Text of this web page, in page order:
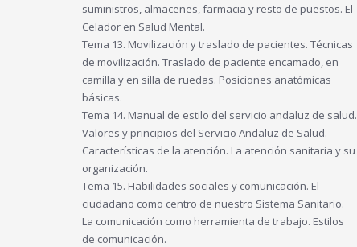
suministros, almacenes, farmacia y resto de puestos. El
Celador en Salud Mental.
Tema 13. Movilización y traslado de pacientes. Técnicas
de movilización. Traslado de paciente encamado, en
camilla y en silla de ruedas. Posiciones anatómicas
básicas.
Tema 14. Manual de estilo del servicio andaluz de salud.
Valores y principios del Servicio Andaluz de Salud.
Características de la atención. La atención sanitaria y su
organización.
Tema 15. Habilidades sociales y comunicación. El
ciudadano como centro de nuestro Sistema Sanitario.
La comunicación como herramienta de trabajo. Estilos
de comunicación.